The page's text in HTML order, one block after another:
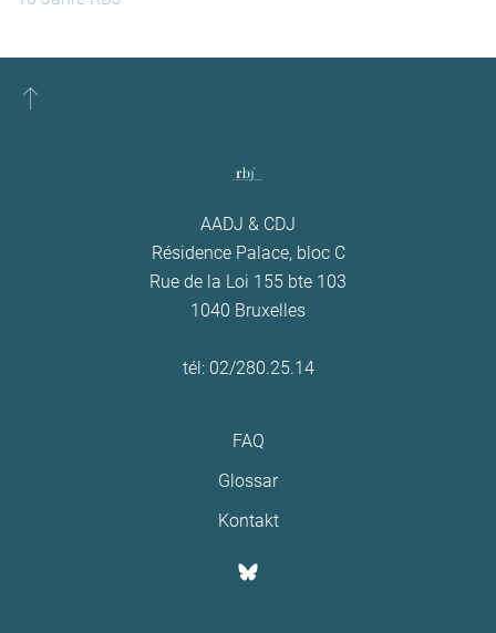
AADJ & CDJ
Résidence Palace, bloc C
Rue de la Loi 155 bte 103
1040 Bruxelles
tél: 02/280.25.14
FAQ
Glossar
Kontakt